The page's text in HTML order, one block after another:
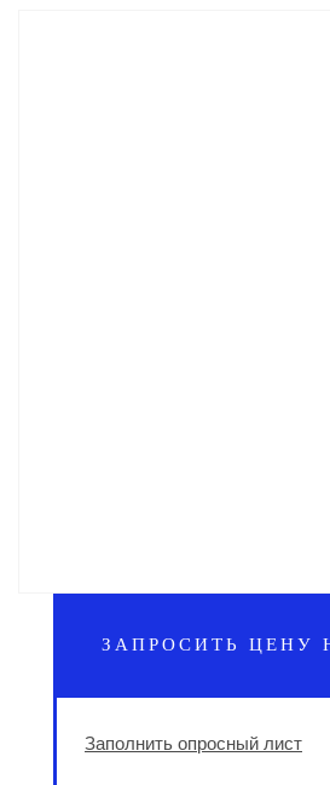
ЗАПРОСИТЬ ЦЕНУ
Заполнить опросный лист